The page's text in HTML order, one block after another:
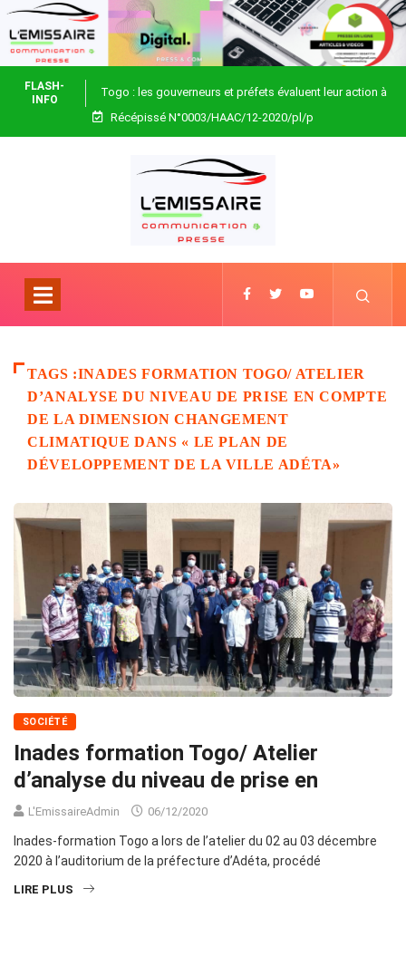
FLASH-
INFO
Togo : les gouverneurs et préfets évaluent leur action à
Blitta
Récépissé N°0003/HAAC/12-2020/pl/p
TAGS :INADES FORMATION TOGO/ ATELIER
D’ANALYSE DU NIVEAU DE PRISE EN COMPTE
DE LA DIMENSION CHANGEMENT
CLIMATIQUE DANS « LE PLAN DE
DÉVELOPPEMENT DE LA VILLE ADÉTA»
SOCIÉTÉ
Inades formation Togo/ Atelier
d’analyse du niveau de prise en
L'EmissaireAdmin 06/12/2020
Inades-formation Togo a lors de l’atelier du 02 au 03 décembre
2020 à l’auditorium de la préfecture d’Adéta, procédé
LIRE PLUS